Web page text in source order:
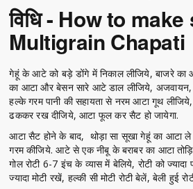
विधि - How to
Multigrain Chapati
गेहूं के आटे को बड़े डोंगे में निकाल लीजिये, बाजरे का
का आटा और बेसन सारे आटे डाल लीजिये, अजवायन,
हल्के गरम पानी की सहायता से नरम आटा गूथ
ढककर रख दीजिये, आटा फूल कर सैट हो जायेगा.
आटा सैट होने के बाद, थोड़ा सा सूखा गेहूं का आटा
गरम कीजिये. आटे से एक नीबू के बराबर का आटा
गोल रोटी 6-7 इंच के व्यास में बेलिये, रोटी को
ज्यादा मोटी रखें, हल्की सी मोटी रोटी बेलें, बेली हुई